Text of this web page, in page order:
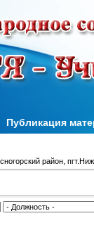
Публикация
район,